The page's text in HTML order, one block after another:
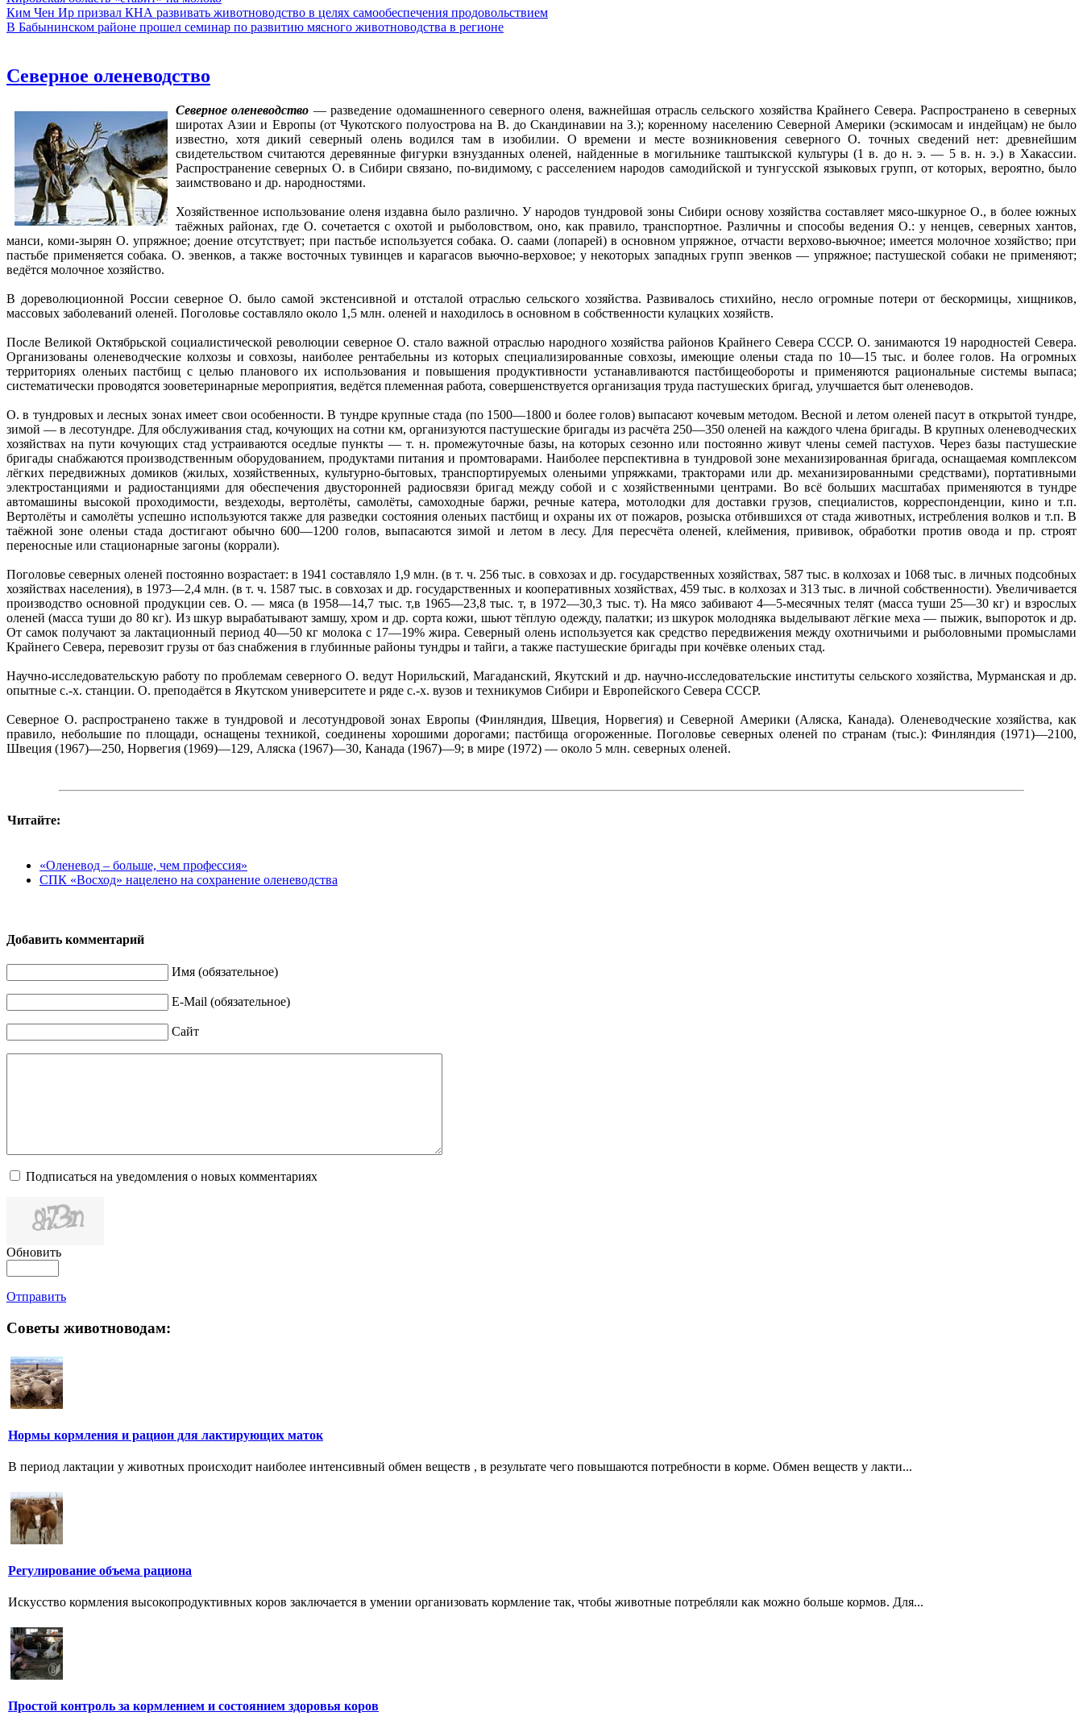
Ким Чен Ир призвал КНА развивать животноводство в целях самообеспечения продовольствием
В Бабынинском районе прошел семинар по развитию мясного животноводства в регионе
Северное оленеводство
Северное оленеводство — разведение одомашненного северного оленя, важнейшая отрасль сельского хозяйства Крайнего Севера. Распространено в северных
широтах Азии и Европы (от Чукотского полуострова на В. до Скандинавии на З.); коренному населению Северной Америки (эскимосам и индейцам) не было
известно, хотя дикий северный олень водился там в изобилии. О времени и месте возникновения северного О. точных сведений нет: древнейшим
свидетельством считаются деревянные фигурки взнузданных оленей, найденные в могильнике таштыкской культуры (1 в. до н. э. — 5 в. н. э.) в Хакассии.
Распространение северных О. в Сибири связано, по-видимому, с расселением народов самодийской и тунгусской языковых групп, от которых, вероятно, было
заимствовано и др. народностями.
Хозяйственное использование оленя издавна было различно. У народов тундровой зоны Сибири основу хозяйства составляет мясо-шкурное О., в более южных
таёжных районах, где О. сочетается с охотой и рыболовством, оно, как правило, транспортное. Различны и способы ведения О.: у ненцев, северных хантов,
манси, коми-зырян О. упряжное; доение отсутствует; при пастьбе используется собака. О. саами (лопарей) в основном упряжное, отчасти верхово-вьючное; имеется молочное хозяйство; при
пастьбе применяется собака. О. эвенков, а также восточных тувинцев и карагасов вьючно-верховое; у некоторых западных групп эвенков — упряжное; пастушеской собаки не применяют;
ведётся молочное хозяйство.
В дореволюционной России северное О. было самой экстенсивной и отсталой отраслью сельского хозяйства. Развивалось стихийно, несло огромные потери от бескормицы, хищников,
массовых заболеваний оленей. Поголовье составляло около 1,5 млн. оленей и находилось в основном в собственности кулацких хозяйств.
После Великой Октябрьской социалистической революции северное О. стало важной отраслью народного хозяйства районов Крайнего Севера СССР. О. занимаются 19 народностей Севера.
Организованы оленеводческие колхозы и совхозы, наиболее рентабельны из которых специализированные совхозы, имеющие оленьи стада по 10—15 тыс. и более голов. На огромных
территориях оленьих пастбищ с целью планового их использования и повышения продуктивности устанавливаются пастбищеобороты и применяются рациональные системы выпаса;
систематически проводятся зооветеринарные мероприятия, ведётся племенная работа, совершенствуется организация труда пастушеских бригад, улучшается быт оленеводов.
О. в тундровых и лесных зонах имеет свои особенности. В тундре крупные стада (по 1500—1800 и более голов) выпасают кочевым методом. Весной и летом оленей пасут в открытой тундре,
зимой — в лесотундре. Для обслуживания стад, кочующих на сотни км, организуются пастушеские бригады из расчёта 250—350 оленей на каждого члена бригады. В крупных оленеводческих
хозяйствах на пути кочующих стад устраиваются оседлые пункты — т. н. промежуточные базы, на которых сезонно или постоянно живут члены семей пастухов. Через базы пастушеские
бригады снабжаются производственным оборудованием, продуктами питания и промтоварами. Наиболее перспективна в тундровой зоне механизированная бригада, оснащаемая комплексом
лёгких передвижных домиков (жилых, хозяйственных, культурно-бытовых, транспортируемых оленьими упряжками, тракторами или др. механизированными средствами), портативными
электростанциями и радиостанциями для обеспечения двусторонней радиосвязи бригад между собой и с хозяйственными центрами. Во всё больших масштабах применяются в тундре
автомашины высокой проходимости, вездеходы, вертолёты, самолёты, самоходные баржи, речные катера, мотолодки для доставки грузов, специалистов, корреспонденции, кино и т.п.
Вертолёты и самолёты успешно используются также для разведки состояния оленьих пастбищ и охраны их от пожаров, розыска отбившихся от стада животных, истребления волков и т.п. В
таёжной зоне оленьи стада достигают обычно 600—1200 голов, выпасаются зимой и летом в лесу. Для пересчёта оленей, клеймения, прививок, обработки против овода и пр. строят
переносные или стационарные загоны (коррали).
Поголовье северных оленей постоянно возрастает: в 1941 составляло 1,9 млн. (в т. ч. 256 тыс. в совхозах и др. государственных хозяйствах, 587 тыс. в колхозах и 1068 тыс. в личных подсобных
хозяйствах населения), в 1973—2,4 млн. (в т. ч. 1587 тыс. в совхозах и др. государственных и кооперативных хозяйствах, 459 тыс. в колхозах и 313 тыс. в личной собственности). Увеличивается
производство основной продукции сев. О. — мяса (в 1958—14,7 тыс. т,в 1965—23,8 тыс. т, в 1972—30,3 тыс. т). На мясо забивают 4—5-месячных телят (масса туши 25—30 кг) и взрослых
оленей (масса туши до 80 кг). Из шкур вырабатывают замшу, хром и др. сорта кожи, шьют тёплую одежду, палатки; из шкурок молодняка выделывают лёгкие меха — пыжик, выпороток и др.
От самок получают за лактационный период 40—50 кг молока с 17—19% жира. Северный олень используется как средство передвижения между охотничьими и рыболовными промыслами
Крайнего Севера, перевозит грузы от баз снабжения в глубинные районы тундры и тайги, а также пастушеские бригады при кочёвке оленьих стад.
Научно-исследовательскую работу по проблемам северного О. ведут Норильский, Магаданский, Якутский и др. научно-исследовательские институты сельского хозяйства, Мурманская и др.
опытные с.-х. станции. О. преподаётся в Якутском университете и ряде с.-х. вузов и техникумов Сибири и Европейского Севера СССР.
Северное О. распространено также в тундровой и лесотундровой зонах Европы (Финляндия, Швеция, Норвегия) и Северной Америки (Аляска, Канада). Оленеводческие хозяйства, как
правило, небольшие по площади, оснащены техникой, соединены хорошими дорогами; пастбища огороженные. Поголовье северных оленей по странам (тыс.): Финляндия (1971)—2100,
Швеция (1967)—250, Норвегия (1969)—129, Аляска (1967)—30, Канада (1967)—9; в мире (1972) — около 5 млн. северных оленей.
Читайте:
«Оленевод – больше, чем профессия»
СПК «Восход» нацелено на сохранение оленеводства
Добавить комментарий
Имя (обязательное)
E-Mail (обязательное)
Сайт
Подписаться на уведомления о новых комментариях
Обновить
Отправить
Советы животноводам:
Нормы кормления и рацион для лактирующих маток
В период лактации у животных происходит наиболее интенсивный обмен веществ , в результате чего повышаются потребности в корме. Обмен веществ у лакти...
Регулирование объема рациона
Искусство кормления высокопродуктивных коров заключается в умении организовать кормление так, чтобы животные потребляли как можно больше кормов. Для...
Простой контроль за кормлением и состоянием здоровья коров